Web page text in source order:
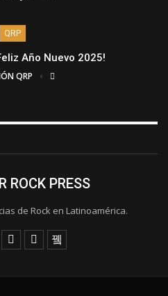
QRP
Año Nuevo 2025!
QRP
de Rock en Latinoamérica.